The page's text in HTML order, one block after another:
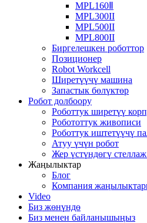
MPL160Ⅱ
MPL300II
MPL500II
MPL800II
Биргелешкен роботтор
Позиционер
Robot Workcell
Ширетүүчү машина
Запастык бөлүктөр
Робот долбоору
Роботтук ширетүү
Робототтук живописи
Роботтук иштетүүчү
Атуу үчүн робот
Жер үстүндөгү
Жаңылыктар
Блог
Компания
Video
Биз жөнүндө
Биз менен байланышыңыз